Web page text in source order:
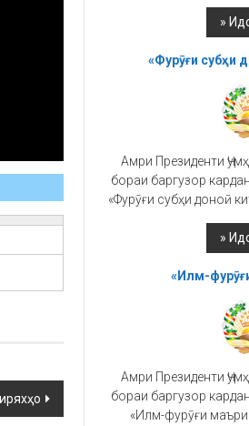
«Фурӯғи субҳи
Амри Президенти
бораи баргузор
«Фурӯғи субҳи доноӣ
«Илм-
Амри Президенти
бораи баргузор
«Илм-фурӯғи